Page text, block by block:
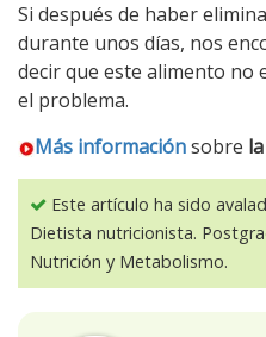
Si después de haber
durante unos días, nos
decir que este alimento no
el problema.
Más informaciónsobre
Este artículo ha sido
Dietista nutricionista.
Nutrición y Metabolismo.